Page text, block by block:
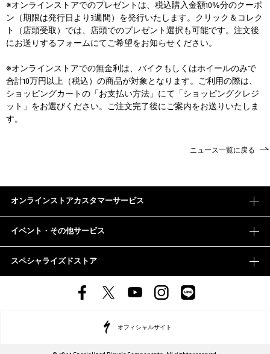
※オンラインストアでのプレゼントは、税込購入金額10%分のクーポ
ン（期限は発行日より3週間）を発行いたします。クリック＆コレク
ト（店頭受取）では、店頭でのプレゼント選択も可能です。注文後
にお送りするフォームにてご希望をお知らせください。
※オンラインストアでの無金利は、バイクもしくはホイールのみで
合計10万円以上（税込）の商品が対象となります。ご利用の際は、
ショッピングカートの「お支払い方法」にて「ショッピングクレジ
ット」をお選びください。ご注文完了後にご案内をお送りいたしま
す。
ニュース一覧に戻る
オンラインストアカスタマーサービス
イベント・その他サービス
スペシャライズドストア
オフィシャルサイト